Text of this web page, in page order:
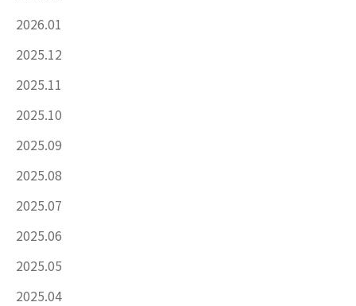
2026.01
2025.12
2025.11
2025.10
2025.09
2025.08
2025.07
2025.06
2025.05
2025.04